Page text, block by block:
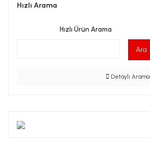
Hızlı Arama
Hızlı Ürün Arama
Ara
Detaylı Arama